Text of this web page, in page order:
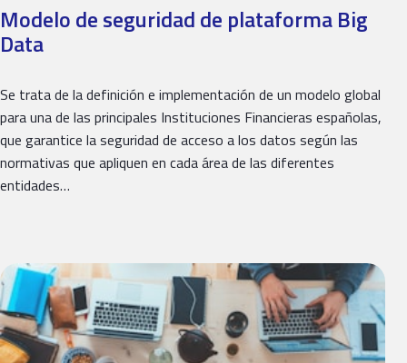
Modelo de seguridad de plataforma Big
Data
Se trata de la definición e implementación de un modelo global
para una de las principales Instituciones Financieras españolas,
que garantice la seguridad de acceso a los datos según las
normativas que apliquen en cada área de las diferentes
entidades…